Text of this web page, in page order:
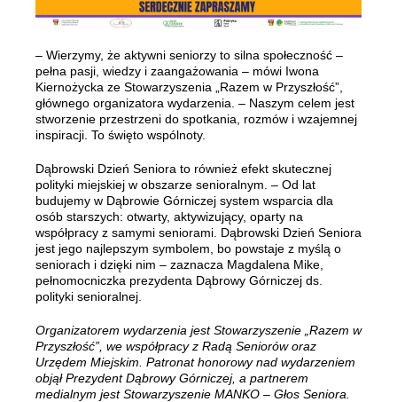
– Wierzymy, że aktywni seniorzy to silna społeczność –
pełna pasji, wiedzy i zaangażowania – mówi Iwona
Kiernożycka ze Stowarzyszenia „Razem w Przyszłość”,
głównego organizatora wydarzenia. – Naszym celem jest
stworzenie przestrzeni do spotkania, rozmów i wzajemnej
inspiracji. To święto wspólnoty.
Dąbrowski Dzień Seniora to również efekt skutecznej
polityki miejskiej w obszarze senioralnym. – Od lat
budujemy w Dąbrowie Górniczej system wsparcia dla
osób starszych: otwarty, aktywizujący, oparty na
współpracy z samymi seniorami. Dąbrowski Dzień Seniora
jest jego najlepszym symbolem, bo powstaje z myślą o
seniorach i dzięki nim – zaznacza Magdalena Mike,
pełnomocniczka prezydenta Dąbrowy Górniczej ds.
polityki senioralnej.
Organizatorem wydarzenia jest Stowarzyszenie „Razem w
Przyszłość”, we współpracy z Radą Seniorów oraz
Urzędem Miejskim. Patronat honorowy nad wydarzeniem
objął Prezydent Dąbrowy Górniczej, a partnerem
medialnym jest Stowarzyszenie MANKO – Głos Seniora.